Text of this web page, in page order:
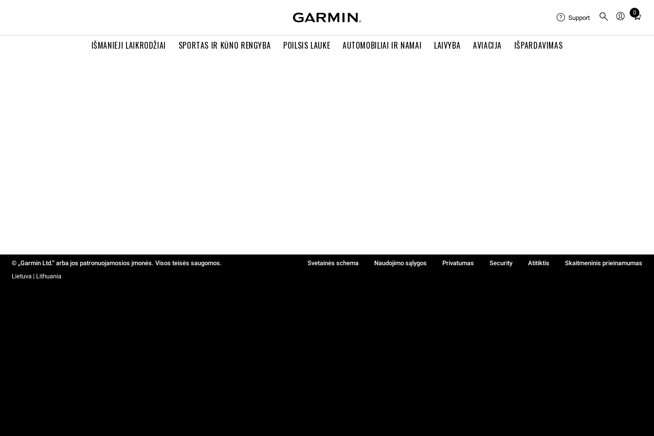
IŠMANIEJI LAIKRODŽIAI SPORTAS IR KŪNO RENGYBA POILSIS LAUKE AUTOMOBILIAI IR NAMAI LAIVYBA AVIACIJA IŠPARDAVIMAS
Support
0
Total
in
© „Garmin Ltd.“ arba jos patronuojamosios įmonės. Visos teisės saugomos. Svetainės schema Naudojimo sąlygos Privatumas Security Atitiktis
Skaitmeninis prieinamumas
Lietuva | Lithuania